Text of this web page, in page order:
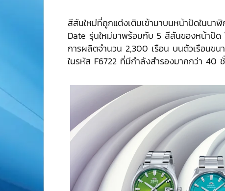
สีสันใหม่ที่ถูกแต่งเติมเข้ามาบนหน้าปัดในนา
Date รุ่นใหม่มาพร้อมกับ 5 สีสันของหน้าปั
การผลิตจำนวน 2,300 เรือน บนตัวเรือนข
ในรหัส F6722 ที่มีกำลังสำรองมากกว่า 40